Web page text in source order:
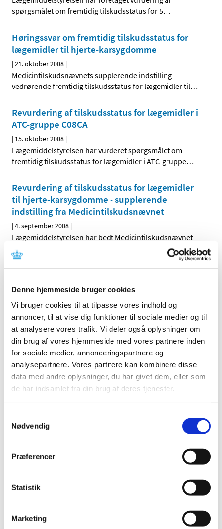
Denne hjemmeside bruger cookies
Vi bruger cookies til at tilpasse vores indhold og
annoncer, til at vise dig funktioner til sociale medier og til
at analysere vores trafik. Vi deler også oplysninger om
din brug af vores hjemmeside med vores partnere inden
for sociale medier, annonceringspartnere og
analysepartnere. Vores partnere kan kombinere disse
data med andre oplysninger, du har givet dem, eller som
de har indsamlet fra din brug af deres tjenester.
Nødvendig
Præferencer
Statistik
Marketing
spørgsmålet om fremtidig tilskudsstatus for 5…
Høringssvar om fremtidig tilskudsstatus for
lægemidler til hjerte-karsygdomme
|21. oktober 2008 |
Medicintilskudsnævnets supplerende indstilling
vedrørende fremtidig tilskudsstatus for lægemidler til…
Revurdering af tilskudsstatus for lægemidler i
ATC-gruppe C08CA
| 15. oktober 2008 |
Lægemiddelstyrelsen har vurderet spørgsmålet om
fremtidig tilskudsstatus for lægemidler i ATC-gruppe…
Revurdering af tilskudsstatus for lægemidler
til hjerte-karsygdomme - supplerende
indstilling fra Medicintilskudsnævnet
|4. september 2008 |
Lægemiddelstyrelsen har bedt Medicintilskudsnævnet
om at revurdere tilskudsstatus for lægemidler, der er…
indstilling om fremtidig tilskudsstatus for
|
Medicintilskudsnævnets indstilling vedrørende fremtidig
tilskudsstatus for lægemidler til hjerte-karsygdomme i
Revurdering af tilskudsstatus for lægemidler
til hjerte-karsygdomme i ATC-grupperne C02,
C03, C07, C08 og C09
foranledning revurderet tilskudsstatus for lægemidler,
…
Alle (2506)
2026 (84)
2024 (224)